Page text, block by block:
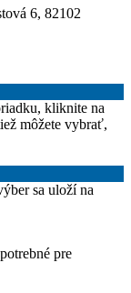
6, 82102
kliknite na
môžete vybrať,
sa uloží na
pre